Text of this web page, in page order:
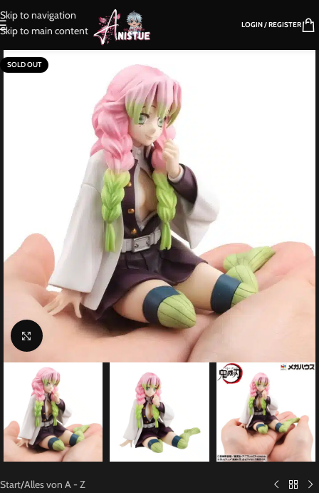
Skip to navigation
Skip to main content
LOGIN / REGISTER
SOLD OUT
Click to enlarge
Start/Alles von A - Z